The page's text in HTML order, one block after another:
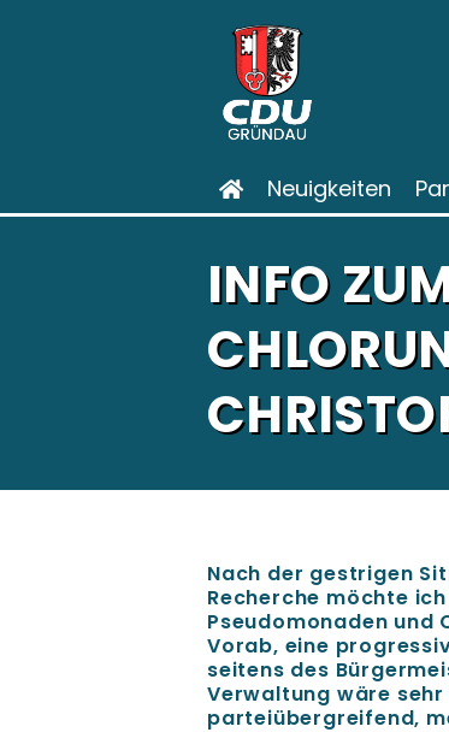
Neuigkeiten
INFO
Nach der gestrigen
Recherche möchte
Pseudomonaden und
Vorab, eine
seitens des
Verwaltung wäre
parteiübergreifend,